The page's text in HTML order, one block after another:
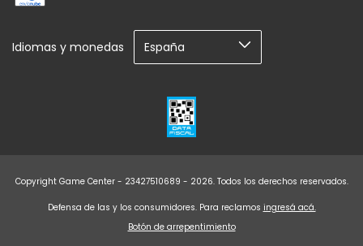
Idiomas y monedas
Copyright Game Center - 23427510689 - 2026. Todos los derechos reservados.
Defensa de las y los consumidores. Para reclamos ingresá acá.
Botón de arrepentimiento